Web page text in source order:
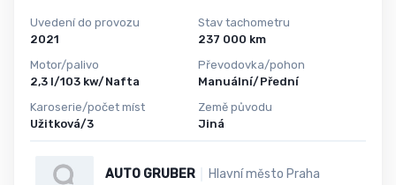
Uvedení do provozu
2021
Motor/palivo
2,3 l/103 kw/Nafta
Karoserie/počet míst
Užitková/3
Stav tachometru
237 000 km
Převodovka/pohon
Manuální/Přední
Země původu
Jiná
AUTO GRUBER Hlavní město Praha